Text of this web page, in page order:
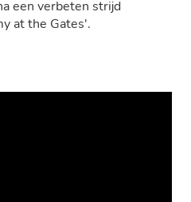
een verbeten strijd
at the Gates'.